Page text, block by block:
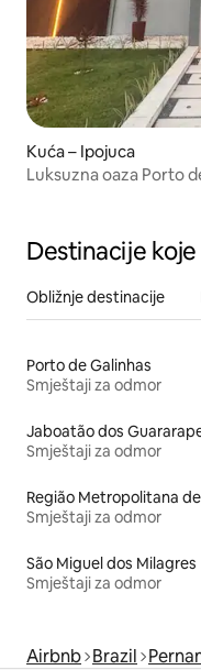
Kuća – Ipojuca
Luksuzna oaza Porto
Destinacije
Obližnje destinacije
Porto de Galinhas
Smještaji za odmor
Jaboatão dos
Smještaji za odmor
Smještaji za odmor
São Miguel dos Milagres
Smještaji za odmor
Airbnb Brazil